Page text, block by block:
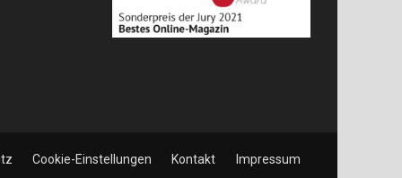
Cookie-Einstellungen Kontakt Impressum